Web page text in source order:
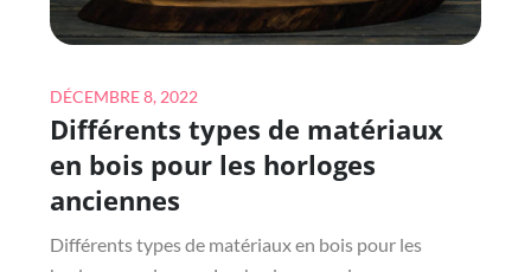
Posted
on
DÉCEMBRE 8, 2022
Différents types de matériaux
en bois pour les horloges
anciennes
Différents types de matériaux en bois pour les